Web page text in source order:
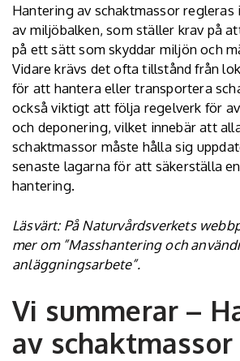
Hantering av schaktmassor regleras
av miljöbalken, som ställer krav på
på ett sätt som skyddar miljön och
Vidare krävs det ofta tillstånd från
för att hantera eller transportera
också viktigt att följa regelverk för
och deponering, vilket innebär att
schaktmassor måste hålla sig
senaste lagarna för att säkerställa
hantering.
Läsvärt: På Naturvårdsverkets
mer om ”Masshantering och
anläggningsarbete”.
Vi summerar –
av schaktmassor